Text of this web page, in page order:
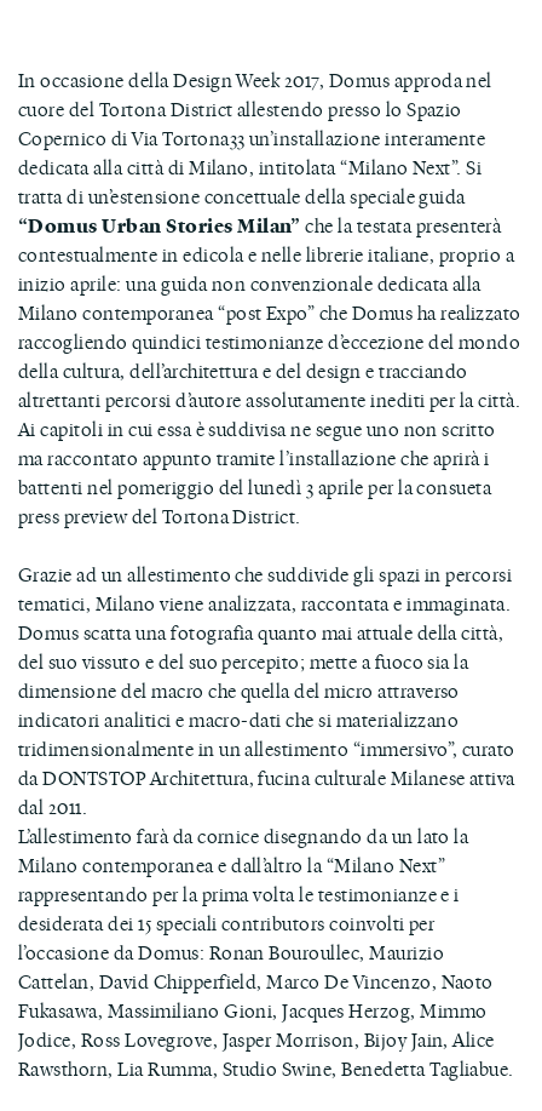
In occasione della Design Week 2017, Domus approda nel
cuore del Tortona District allestendo presso lo Spazio
Copernico di Via Tortona33 un’installazione interamente
dedicata alla città di Milano, intitolata “Milano Next”. Si
tratta di un’estensione concettuale della speciale guida
“Domus Urban Stories Milan” che la testata presenterà
contestualmente in edicola e nelle librerie italiane, proprio a
inizio aprile: una guida non convenzionale dedicata alla
Milano contemporanea “post Expo” che Domus ha realizzato
raccogliendo quindici testimonianze d’eccezione del mondo
della cultura, dell’architettura e del design e tracciando
altrettanti percorsi d’autore assolutamente inediti per la città.
Ai capitoli in cui essa è suddivisa ne segue uno non scritto
ma raccontato appunto tramite l’installazione che aprirà i
battenti nel pomeriggio del lunedì 3 aprile per la consueta
press preview del Tortona District.
Grazie ad un allestimento che suddivide gli spazi in percorsi
tematici, Milano viene analizzata, raccontata e immaginata.
Domus scatta una fotografia quanto mai attuale della città,
del suo vissuto e del suo percepito; mette a fuoco sia la
dimensione del macro che quella del micro attraverso
indicatori analitici e macro-dati che si materializzano
tridimensionalmente in un allestimento “immersivo”, curato
da DONTSTOP Architettura, fucina culturale Milanese attiva
dal 2011.
L’allestimento farà da cornice disegnando da un lato la
Milano contemporanea e dall’altro la “Milano Next”
rappresentando per la prima volta le testimonianze e i
desiderata dei 15 speciali contributors coinvolti per
l’occasione da Domus: Ronan Bouroullec, Maurizio
Cattelan, David Chipperfield, Marco De Vincenzo, Naoto
Fukasawa, Massimiliano Gioni, Jacques Herzog, Mimmo
Jodice, Ross Lovegrove, Jasper Morrison, Bijoy Jain, Alice
Rawsthorn, Lia Rumma, Studio Swine, Benedetta Tagliabue.